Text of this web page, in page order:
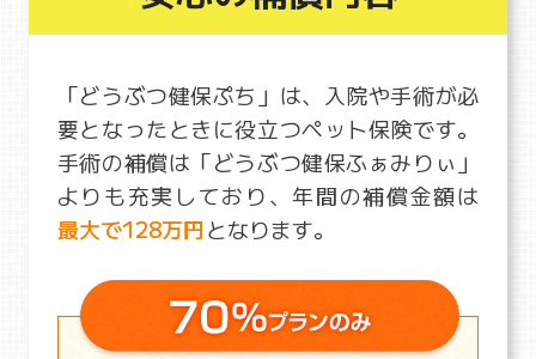
「どうぶつ健保ぷち」は、入院や手術が必
要となったときに役立つペット保険です。
手術の補償は「どうぶつ健保ふぁみりぃ」
よりも充実しており、年間の補償金額は
最大で128万円となります。